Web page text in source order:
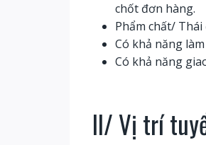
chốt đơn hàng.
Phẩm chất/
Có khả năng
Có khả năng
II/ Vị trí